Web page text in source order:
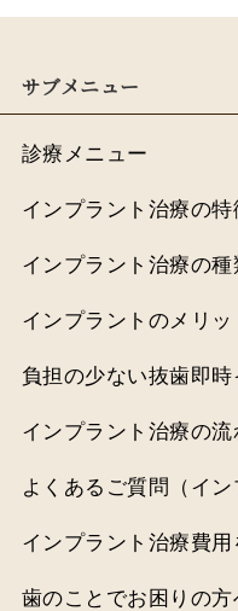
サブメニュー
診療メニュー
インプラント治療の特
インプラント治療の種
インプラントのメリッ
負担の少ない抜歯即時
インプラント治療の流
よくあるご質問（イン
インプラント治療費
歯のことでお困りの方